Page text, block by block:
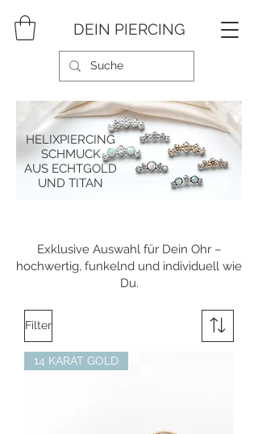
DEIN PIERCING
HELIXPIERCING
SCHMUCK
AUS ECHTGOLD
UND TITAN
Exklusive Auswahl für Dein Ohr –
hochwertig, funkelnd und individuell wie
Du.
Filter
14 KARAT GOLD